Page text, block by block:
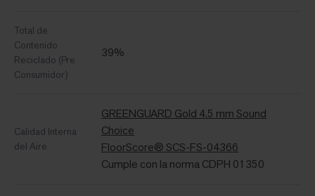
Total de
Contenido
Reciclado (Pre
Consumidor)
39%
Calidad Interna
del Aire
GREENGUARD Gold 4.5 mm Sound
Choice
FloorScore® SCS-FS-04366
Cumple con la norma CDPH 01350